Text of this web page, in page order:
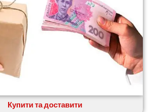
Купити та доставити